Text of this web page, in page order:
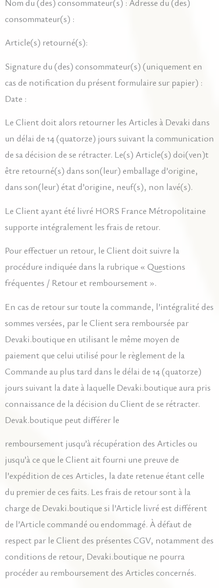
Nom du (des) consommateur(s) : Adresse du (des)
consommateur(s) :
Article(s) retourné(s):
Signature du (des) consommateur(s) (uniquement en
cas de notification du présent formulaire sur papier) :
Date :
Le Client doit alors retourner les Articles à Devaki dans
un délai de 14 (quatorze) jours suivant la communication
de sa décision de se rétracter. Le(s) Article(s) doi(ven)t
être retourné(s) dans son(leur) emballage d’origine,
dans son(leur) état d’origine, neuf(s), non lavé(s).
Le Client ayant été livré HORS France Métropolitaine
supporte intégralement les frais de retour.
Pour effectuer un retour, le Client doit suivre la
procédure indiquée dans la rubrique « Questions
fréquentes / Retour et remboursement ».
En cas de retour sur toute la commande, l’intégralité des
sommes versées, par le Client sera remboursée par
Devaki.boutique en utilisant le même moyen de
paiement que celui utilisé pour le règlement de la
Commande au plus tard dans le délai de 14 (quatorze)
jours suivant la date à laquelle Devaki.boutique aura pris
connaissance de la décision du Client de se rétracter.
Devak.boutique peut différer le
remboursement jusqu’à récupération des Articles ou
jusqu’à ce que le Client ait fourni une preuve de
l’expédition de ces Articles, la date retenue étant celle
du premier de ces faits. Les frais de retour sont à la
charge de Devaki.boutique si l’Article livré est différent
de l’Article commandé ou endommagé. À défaut de
respect par le Client des présentes CGV, notamment des
conditions de retour, Devaki.boutique ne pourra
procéder au remboursement des Articles concernés.